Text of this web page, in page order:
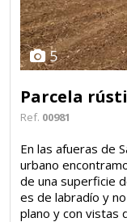
5
Parcela
Ref. 00981
En las afueras de
urbano
de una superficie
es de labradío y
plano y con vistas